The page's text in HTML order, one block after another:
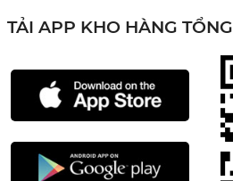
TẢI APP KHO HÀNG TỔNG